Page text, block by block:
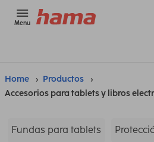
Menu
Home
Productos
Accesorios para tablets y libros
Fundas para tablets